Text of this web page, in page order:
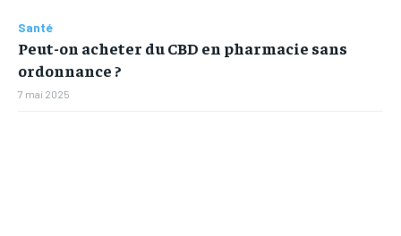
Santé
Peut-on acheter du CBD en pharmacie sans
ordonnance ?
7 mai 2025